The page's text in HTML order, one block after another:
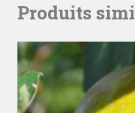
Produits